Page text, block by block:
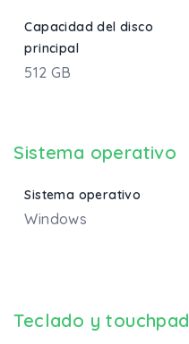
Capacidad del disco
principal
512 GB
Sistema operativo
Sistema operativo
Windows
Teclado y touchpad